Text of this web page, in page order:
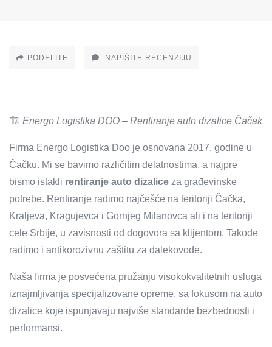
PODELITE NAPIŠITE RECENZIJU
🏗️ Energo Logistika DOO – Rentiranje auto dizalice Čačak
Firma Energo Logistika Doo je osnovana 2017. godine u
Čačku. Mi se bavimo različitim delatnostima, a najpre
bismo istakli rentiranje auto dizalice za građevinske
potrebe. Rentiranje radimo najčešće na teritoriji Čačka,
Kraljeva, Kragujevca i Gornjeg Milanovca ali i na teritoriji
cele Srbije, u zavisnosti od dogovora sa klijentom. Takođe
radimo i antikorozivnu zaštitu za dalekovode.
Naša firma je posvećena pružanju visokokvalitetnih usluga
iznajmljivanja specijalizovane opreme, sa fokusom na auto
dizalice koje ispunjavaju najviše standarde bezbednosti i
performansi.